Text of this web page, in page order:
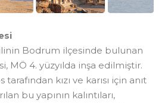
Bodrum ilçesinde bulunan
MÖ 4. yüzyılda inşa edilmiştir.
kızı ve karısı için anıt
bu yapının kalıntıları,